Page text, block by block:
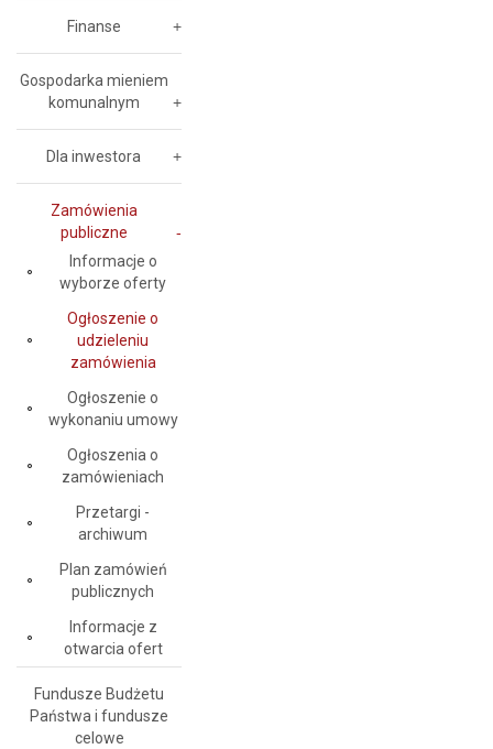
Finanse
Gospodarka mieniem
komunalnym
Dla inwestora
Zamówienia
publiczne
Informacje o
wyborze oferty
Ogłoszenie o
udzieleniu
zamówienia
Ogłoszenie o
wykonaniu umowy
Ogłoszenia o
zamówieniach
Przetargi -
archiwum
Plan zamówień
publicznych
Informacje z
otwarcia ofert
Fundusze Budżetu
Państwa i fundusze
celowe